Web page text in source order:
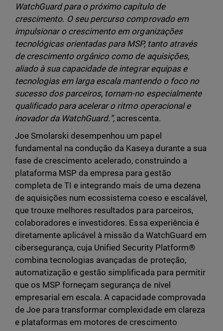
WatchGuard para o próximo capítulo de
crescimento. O seu percurso comprovado em
impulsionar o crescimento em organizações
tecnológicas orientadas para MSP, tanto através
de crescimento orgânico como de aquisições,
aliado à sua capacidade de integrar equipas e
tecnologias em larga escala mantendo o foco no
sucesso dos parceiros, tornam-no especialmente
qualificado para acelerar o ritmo operacional e
inovador da WatchGuard.”, acrescenta.
Joe Smolarski desempenhou um papel
fundamental na condução da Kaseya durante a sua
fase de crescimento acelerado, construindo a
plataforma MSP da empresa para gestão
completa de TI e integrando mais de uma dezena
de aquisições num ecossistema coeso e escalável,
que trouxe melhores resultados para parceiros,
colaboradores e investidores. Essa experiência é
diretamente aplicável à missão da WatchGuard em
cibersegurança, cuja Unified Security Platform®
combina tecnologias avançadas de proteção,
automatização e gestão simplificada para permitir
que os MSP forneçam segurança de nível
empresarial em escala. A capacidade comprovada
de Joe para transformar complexidade em clareza
e plataformas em motores de crescimento